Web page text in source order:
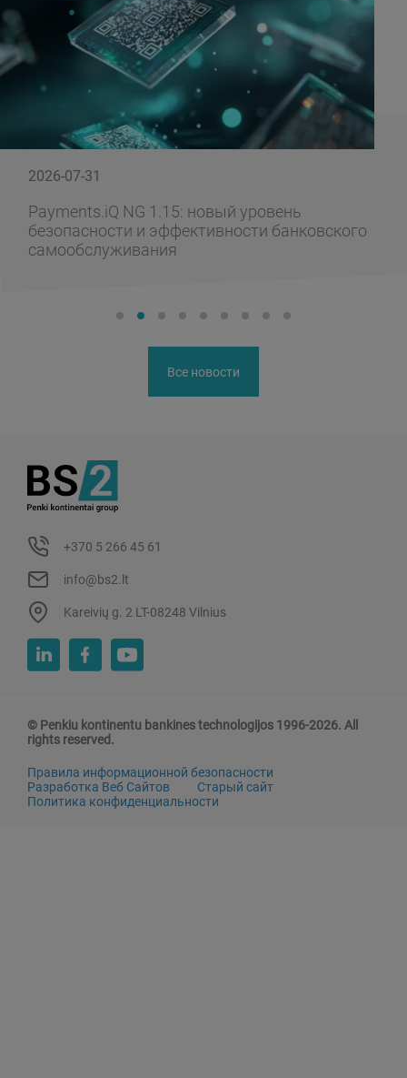
2026-07-31
Payments.iQ NG 1.15: новый уровень
безопасности и эффективности банковского
самообслуживания
Все новости
+370 5 266 45 61
info@bs2.lt
Kareivių g. 2 LT-08248 Vilnius
© Penkiu kontinentu bankines technologijos 1996-2026. All
rights reserved.
Правила информационной безопасности
Разработка Веб Сайтов
Старый сайт
Политика конфиденциальности